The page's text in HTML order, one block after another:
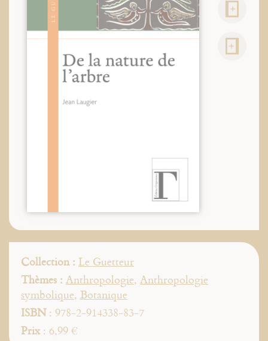
Collection : Le Guetteur
Thèmes : Anthropologie, Anthropologie
symbolique, Botanique
ISBN: 978-2-914338-83-7
Prix: 6,99 €